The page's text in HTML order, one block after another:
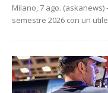
Milano, 7 ago.
semestre 2026 con un